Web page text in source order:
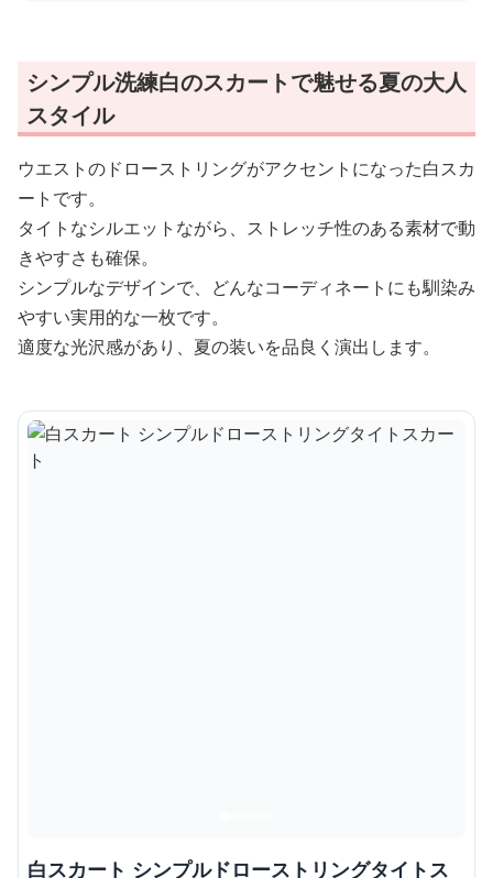
シンプル洗練白のスカートで魅せる夏の大人
スタイル
ウエストのドローストリングがアクセントになった白スカ
ートです。
タイトなシルエットながら、ストレッチ性のある素材で動
きやすさも確保。
シンプルなデザインで、どんなコーディネートにも馴染み
やすい実用的な一枚です。
適度な光沢感があり、夏の装いを品良く演出します。
白スカート シンプルドローストリングタイトス